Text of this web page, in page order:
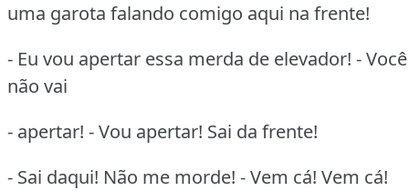
uma garota falando comigo aqui na frente!
- Eu vou apertar essa merda de elevador! - Você
não vai
- apertar! - Vou apertar! Sai da frente!
- Sai daqui! Não me morde! - Vem cá! Vem cá!